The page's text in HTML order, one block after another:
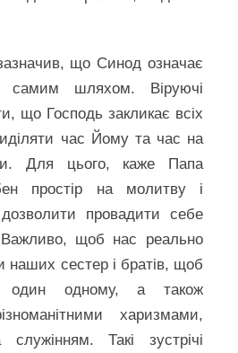
що Синод означає
самим шляхом. Віруючі
що Господь закликає всіх
час Йому та час на
Для цього, каже Папа
простір на молитву і
провадити себе
щоб нас реально
наших сестер і братів, щоб
один одному, а також
харизмами,
Такі зустрічі